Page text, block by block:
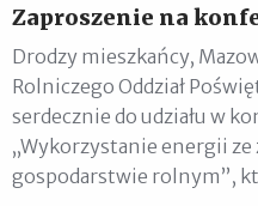
Zaproszenie na
Drodzy mieszkańcy,
Rolniczego Oddział
serdecznie do udziału w
„Wykorzystanie energii ze
gospodarstwie rolnym”,